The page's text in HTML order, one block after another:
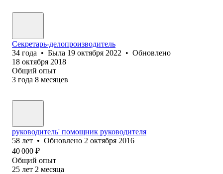
Секретарь-делопроизводитель
34 года • Была 19 октября 2022 • Обновлено
18 октября 2018
Общий опыт
3 года 8 месяцев
руководитель' помощник руководителя
58 лет • Обновлено 2 октября 2016
40 000 ₽
Общий опыт
25 лет 2 месяца